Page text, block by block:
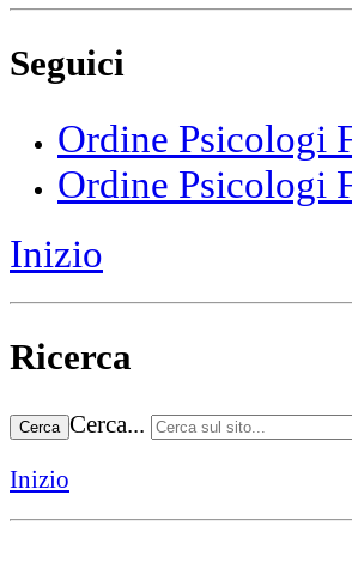
Seguici
Ordine Psicologi
Ordine Psicologi
Inizio
Ricerca
Cerca Cerca...
Inizio